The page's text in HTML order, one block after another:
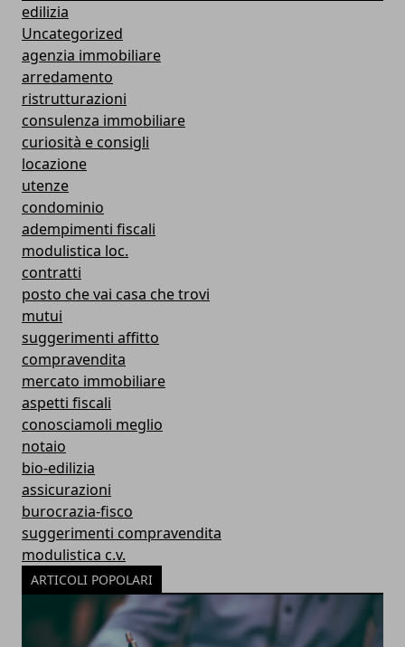
edilizia
Uncategorized
agenzia immobiliare
arredamento
ristrutturazioni
consulenza immobiliare
curiosità e consigli
locazione
utenze
condominio
adempimenti fiscali
modulistica loc.
contratti
posto che vai casa che trovi
mutui
suggerimenti affitto
compravendita
mercato immobiliare
aspetti fiscali
conosciamoli meglio
notaio
bio-edilizia
assicurazioni
burocrazia-fisco
suggerimenti compravendita
modulistica c.v.
ARTICOLI POPOLARI